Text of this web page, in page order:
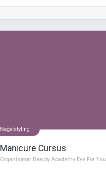
Nagelstyling
Manicure Cursus
Organisator: Beauty Academy Eye For You